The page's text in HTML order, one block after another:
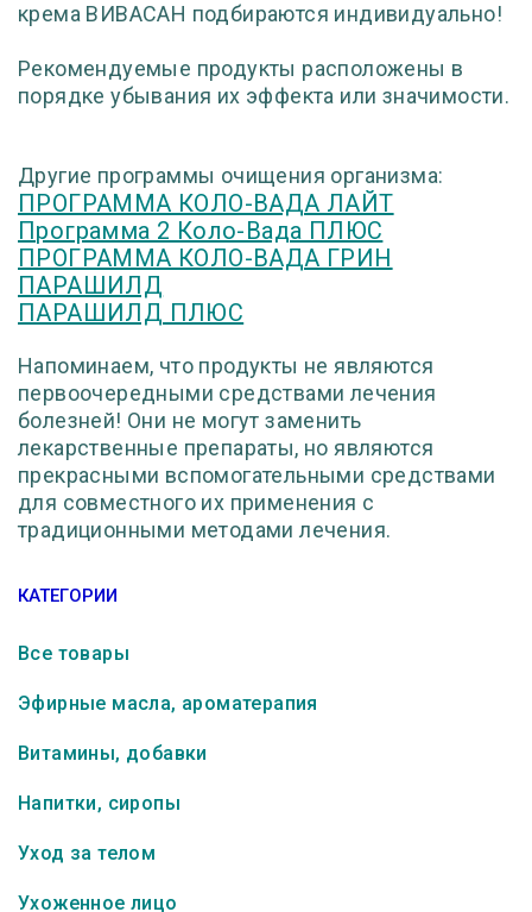
крема ВИВАСАН подбираются индивидуально!
Рекомендуемые продукты расположены в
порядке убывания их эффекта или значимости.
Другие программы очищения организма:
ПРОГРАММА КОЛО-ВАДА ЛАЙТ
Программа 2 Коло-Вада ПЛЮС
ПРОГРАММА КОЛО-ВАДА ГРИН
ПАРАШИЛД
ПАРАШИЛД ПЛЮС
Напоминаем, что продукты не являются
первоочередными средствами лечения
болезней! Они не могут заменить
лекарственные препараты, но являются
прекрасными вспомогательными средствами
для совместного их применения с
традиционными методами лечения.
КАТЕГОРИИ
Все товары
Эфирные масла, ароматерапия
Витамины, добавки
Напитки, сиропы
Уход за телом
Ухоженное лицо